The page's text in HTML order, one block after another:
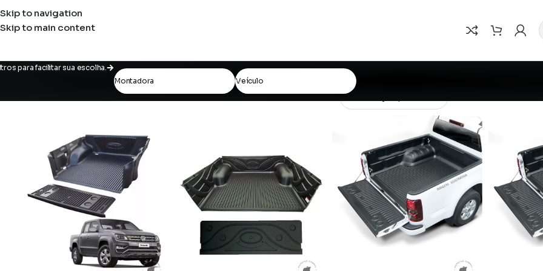
Skip to navigation
Skip to main content
para facilitar sua escolha.
Montadora
Veículo